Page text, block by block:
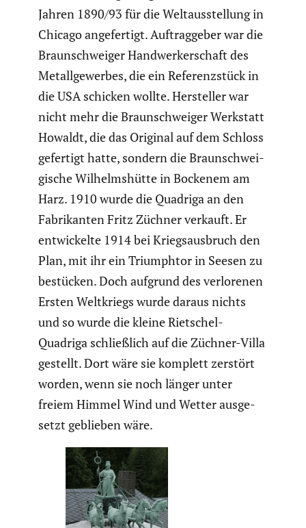
Jahren 1890/93 für die Weltaus­stel­lung in
Chicago angefer­tigt. Auftrag­geber war die
Braun­schweiger Handwer­ker­schaft des
Metall­ge­werbes, die ein Referenz­stück in
die USA schicken wollte. Hersteller war
nicht mehr die Braun­schweiger Werkstatt
Howaldt, die das Original auf dem Schloss
gefertigt hatte, sondern die Braun­schwei­
gi­sche Wilhelms­hütte in Bockenem am
Harz. 1910 wurde die Quadriga an den
Fabri­kanten Fritz Züchner verkauft. Er
entwi­ckelte 1914 bei Kriegs­aus­bruch den
Plan, mit ihr ein Trium­phtor in Seesen zu
bestücken. Doch aufgrund des verlo­renen
Ersten Weltkriegs wurde daraus nichts
und so wurde die kleine Rietschel-
Quadriga schließ­lich auf die Züchner-Villa
gestellt. Dort wäre sie komplett zerstört
worden, wenn sie noch länger unter
freiem Himmel Wind und Wetter ausge­
setzt geblieben wäre.